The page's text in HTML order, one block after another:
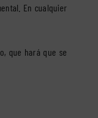
En cualquier
que hará que se